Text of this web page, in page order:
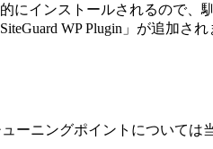
にインストールされるので、
WP Plugin」が追加され
ーニングポイントについては